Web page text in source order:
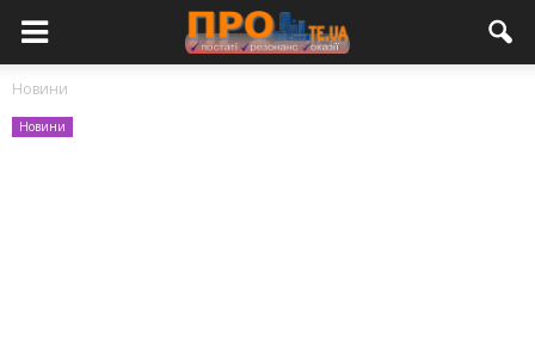
Новини
Новини